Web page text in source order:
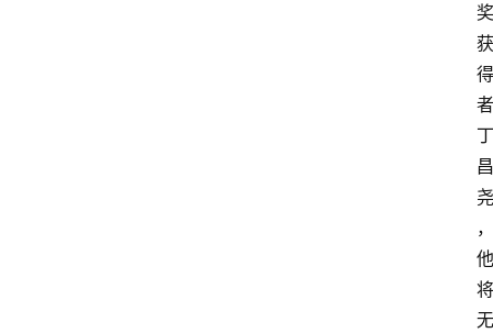
奖
获
得
者
丁
昌
尧
，
他
将
无